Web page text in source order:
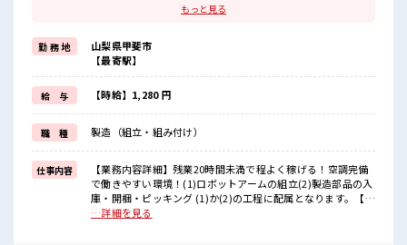
制服があるので、
毎日の服装の悩み解消♪
≪初めての仕事だけど自分にもできそう≫
新しいことにチャレンジするのは不安だけど、
しっかり働く環境が整っています！
イチからスキルUP・ステップUP目指していきましょう！
≪自分に向いている仕事が探せる≫
困った事などがあれば、
担当がしっかりサポートします！
■職場の雰囲気
少人数ですぐに馴染むことができそう♪
アットホームな環境☆
もっと見る
勤 務 地
山梨県甲斐市
【最寄駅】
給 与 【時給】1,280 円
職 種 製造（組立・組み付け）
仕事内容
【業務内容詳細】残業20時間未満で程よく稼げる！空調完備
で働きやすい環境！(1)ロボットアームの組立(2)製造部品の入
庫・開梱・ピッキング (1)か(2)の工程に配属となります。【取
扱製品情報】ロボットアーム ■お仕事PR ≪適度な残業でお給
…詳細を見る